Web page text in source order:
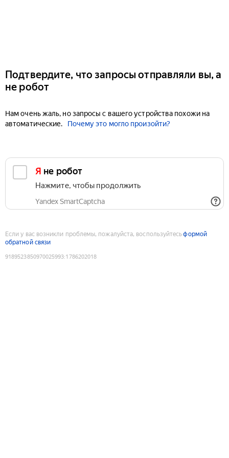
Подтвердите, что запросы отправляли вы, а
не робот
Нам очень жаль, но запросы с вашего устройства похожи на
автоматические.
Почему это могло произойти?
Я не робот
Нажмите, чтобы продолжить
Yandex SmartCaptcha
Если у вас возникли проблемы, пожалуйста, воспользуйтесьформой
обратной связи
9189523850970025993:1786202018